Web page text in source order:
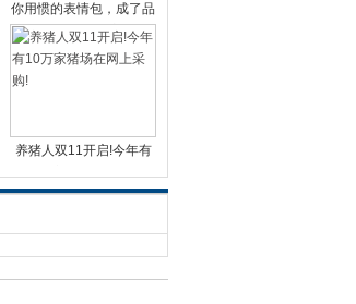
你用惯的表情包，成了品
牌年轻化法宝
养猪人双11开启!今年有